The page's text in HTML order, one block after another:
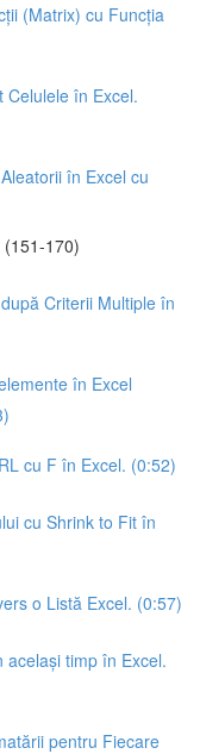
(Matrix) cu Funcția
Celulele în Excel.
în Excel cu
(151-170)
Criterii Multiple în
în Excel
cu F în Excel. (0:52)
cu Shrink to Fit în
o Listă Excel. (0:57)
timp în Excel.
pentru Fiecare